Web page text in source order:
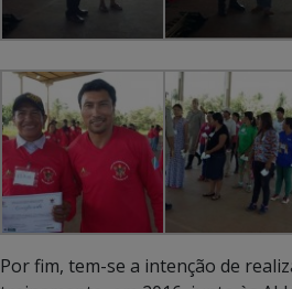
Por fim, tem-se a intenção de